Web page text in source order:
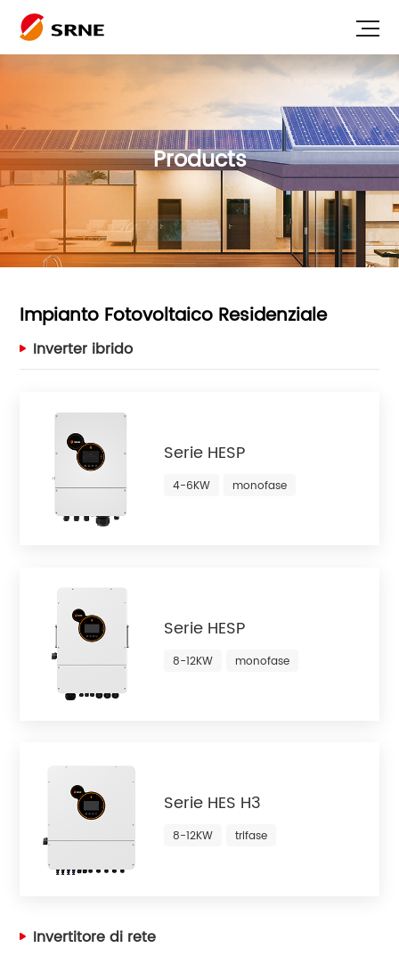
Products
Impianto Fotovoltaico Residenziale
Inverter ibrido
Serie HESP
4-6KW monofase
Serie HESP
8-12KW monofase
Serie HES H3
8-12KW trifase
Invertitore di rete